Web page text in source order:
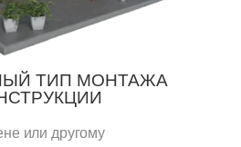
ТИП МОНТАЖА
или другому